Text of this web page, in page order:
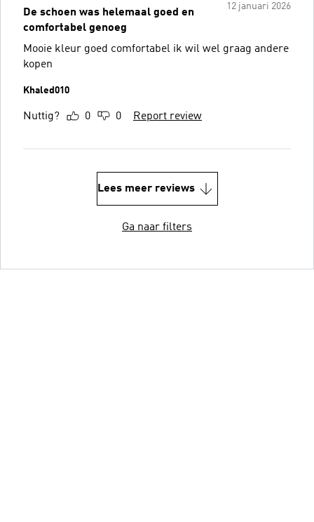
12 januari 2026
De schoen was helemaal goed en
comfortabel genoeg
Mooie kleur goed comfortabel ik wil wel graag andere
kopen
Khaled010
Nuttig? 0 0 Report review
Lees meer reviews
Ga naar filters